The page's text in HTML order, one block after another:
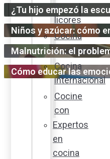
y
licores
Cocina
ecuatoriana
Cocina
internacional
Cocine
con
Expertos
en
cocina
¿Tu hijo empezó la
Niños y azúcar: cómo
Malnutrición: el
Cómo educar las